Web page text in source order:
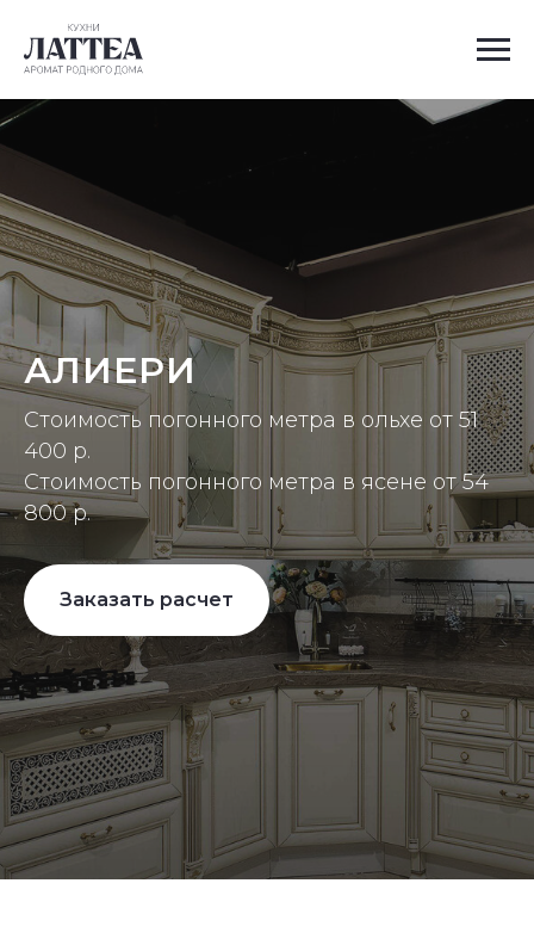
АЛИЕРИ
Стоимость погонного метра в ольхе от 51
400 р.
Стоимость погонного метра в ясене от 54
800 р.
Заказать расчет